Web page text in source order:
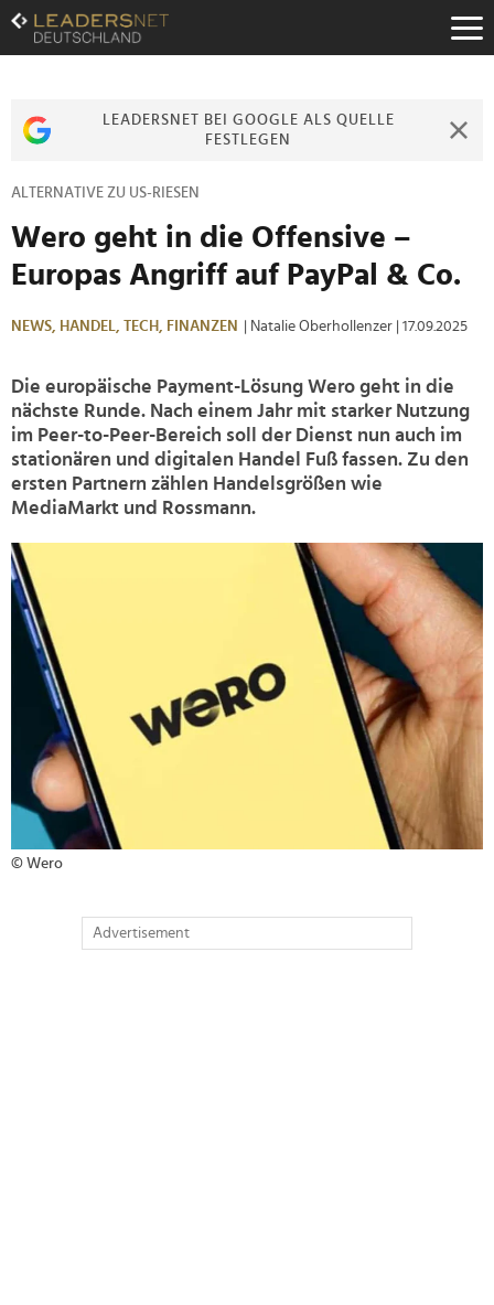
Zum
Inhalt
Zur
Zur
LEADERSNET BEI GOOGLE ALS QUELLE
FESTLEGEN
ALTERNATIVE ZU US-RIESEN
Wero geht in die Offensive –
Europas Angriff auf PayPal & Co.
NEWS, HANDEL, TECH, FINANZEN | Natalie Oberhollenzer | 17.09.2025
Die europäische Payment-Lösung Wero geht in die
nächste Runde. Nach einem Jahr mit starker Nutzung
im Peer-to-Peer-Bereich soll der Dienst nun auch im
stationären und digitalen Handel Fuß fassen. Zu den
ersten Partnern zählen Handelsgrößen wie
MediaMarkt und Rossmann.
>
© Wero
Advertisement